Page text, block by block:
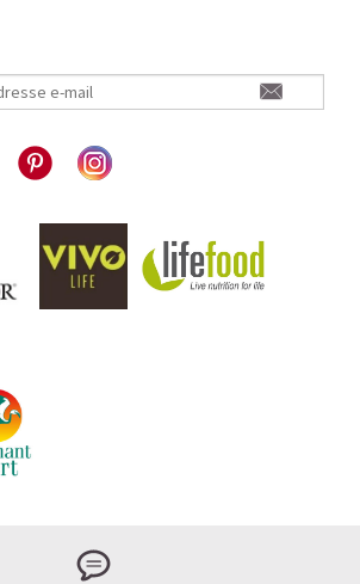
QUI APAISE L’ESPRIT
japonais se marie à la douceur du lait
la concentration.